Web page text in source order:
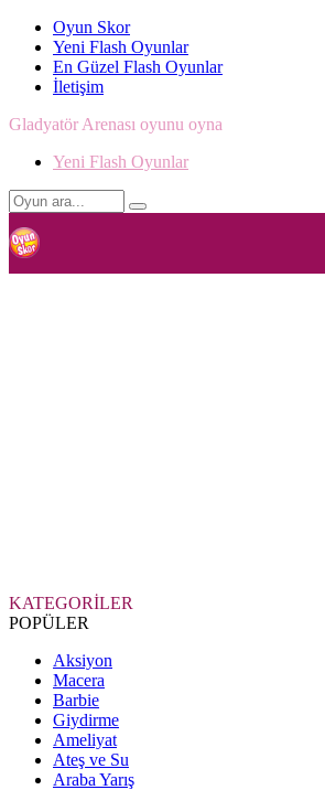
Oyun Skor
Yeni Flash Oyunlar
En Güzel Flash Oyunlar
İletişim
Gladyatör Arenası oyunu oyna
Yeni Flash Oyunlar
KATEGORİLER
POPÜLER
Aksiyon
Macera
Barbie
Giydirme
Ameliyat
Ateş ve Su
Araba Yarış